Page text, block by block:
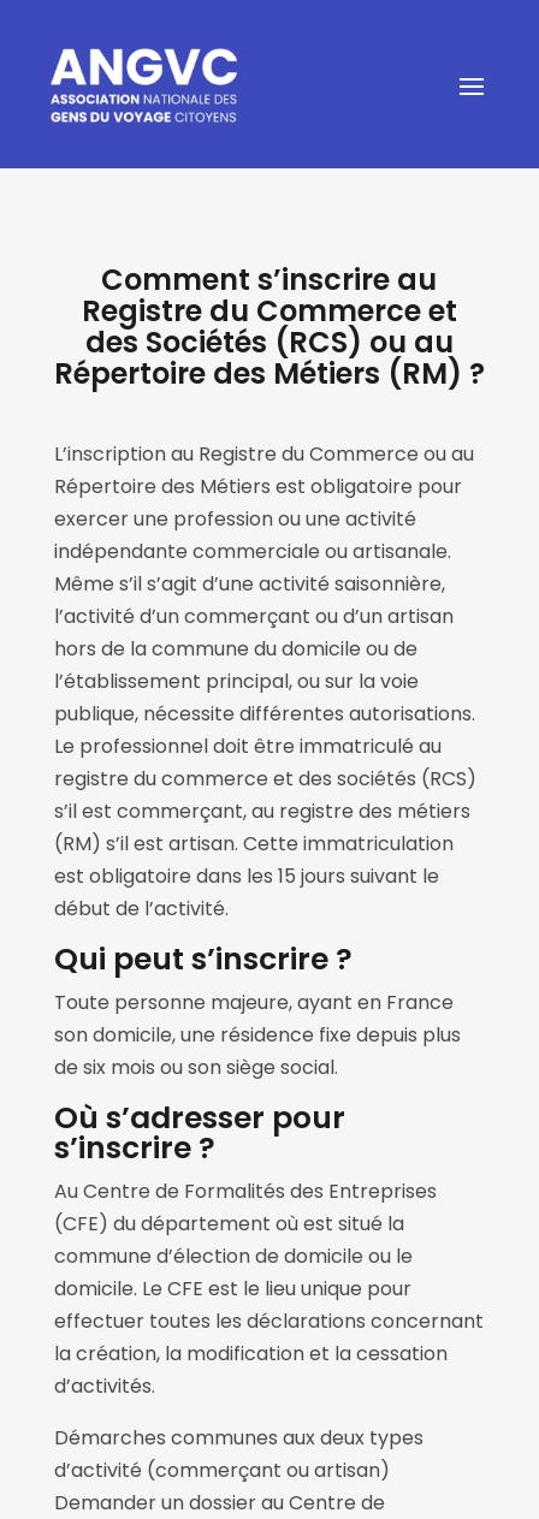
Comment s’inscrire au
Registre du Commerce et
des Sociétés (RCS) ou au
Répertoire des Métiers (RM) ?
L’inscription au Registre du Commerce ou au
Répertoire des Métiers est obligatoire pour
exercer une profession ou une activité
indépendante commerciale ou artisanale.
Même s’il s’agit d’une activité saisonnière,
l’activité d’un commerçant ou d’un artisan
hors de la commune du domicile ou de
l’établissement principal, ou sur la voie
publique, nécessite différentes autorisations.
Le professionnel doit être immatriculé au
registre du commerce et des sociétés (RCS)
s’il est commerçant, au registre des métiers
(RM) s’il est artisan. Cette immatriculation
est obligatoire dans les 15 jours suivant le
début de l’activité.
Qui peut s’inscrire ?
Toute personne majeure, ayant en France
son domicile, une résidence fixe depuis plus
de six mois ou son siège social.
Où s’adresser pour
s’inscrire ?
Au Centre de Formalités des Entreprises
(CFE) du département où est situé la
commune d’élection de domicile ou le
domicile. Le CFE est le lieu unique pour
effectuer toutes les déclarations concernant
la création, la modification et la cessation
d’activités.
Démarches communes aux deux types
d’activité (commerçant ou artisan)
Demander un dossier au Centre de